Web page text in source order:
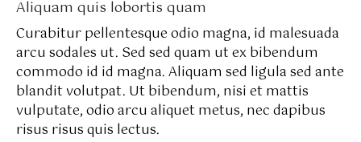
Aliquam quis lobortis quam
Curabitur pellentesque odio magna, id malesuada
arcu sodales ut. Sed sed quam ut ex bibendum
commodo id id magna. Aliquam sed ligula sed ante
blandit volutpat. Ut bibendum, nisi et mattis
vulputate, odio arcu aliquet metus, nec dapibus
risus risus quis lectus.